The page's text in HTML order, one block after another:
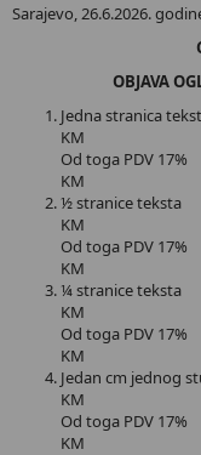
Sarajevo, 26.6.2026.
OBJAVA
Jedna
KM
Od
KM
½
KM
Od
KM
¼
KM
Od
KM
Jedan
KM
Od
KM